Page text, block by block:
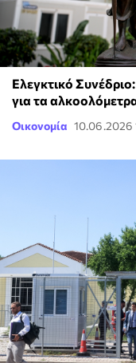
Ελεγκτικό
για τα
Οικονομία 10.06.2026